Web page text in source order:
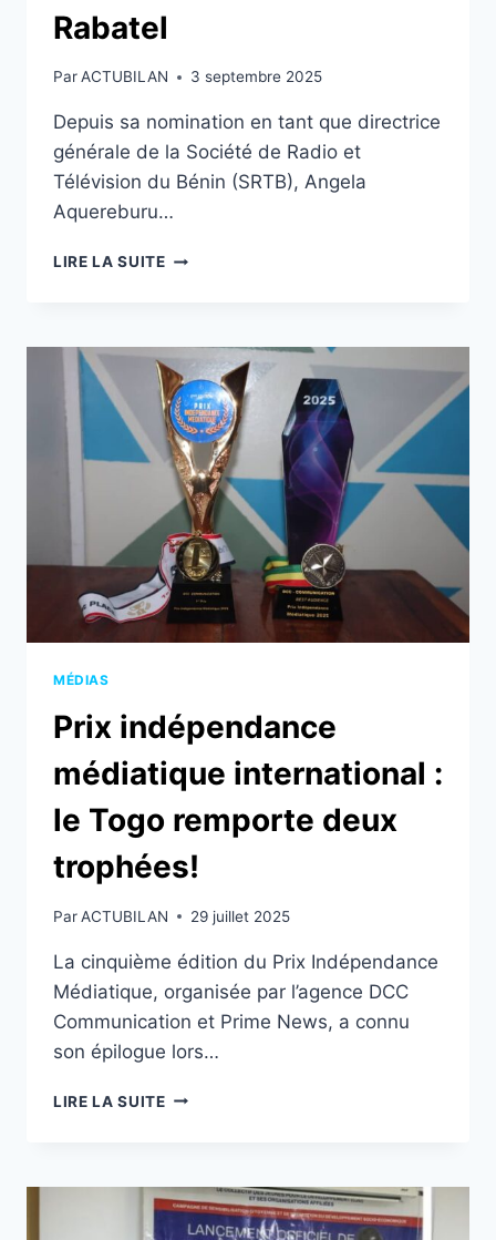
Rabatel
ParACTUBILAN 3 septembre 2025
Depuis sa nomination en tant que directrice
générale de la Société de Radio et
Télévision du Bénin (SRTB), Angela
Aquereburu…
LIRE LA SUITESRTB
SIX
MOIS
D’ANGELA
AQUEREBURU
RABATEL
MÉDIAS
Prix indépendance
médiatique international :
le Togo remporte deux
trophées!
ParACTUBILAN 29 juillet 2025
La cinquième édition du Prix Indépendance
Médiatique, organisée par l’agence DCC
Communication et Prime News, a connu
son épilogue lors…
LIRE LA SUITEPRIX
:
LE
TOGO